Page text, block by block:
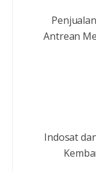
Antrean
Indosat